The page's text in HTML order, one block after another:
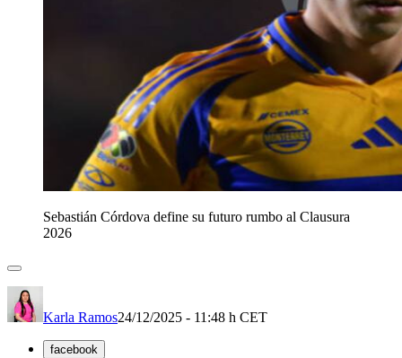
Sebastián Córdova define su futuro rumbo al Clausura
2026
Karla Ramos24/12/2025 - 11:48 h CET
facebook